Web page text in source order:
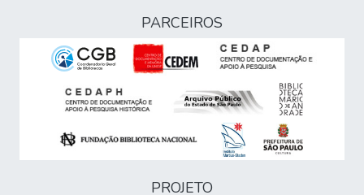
PARCEIROS
PROJETO